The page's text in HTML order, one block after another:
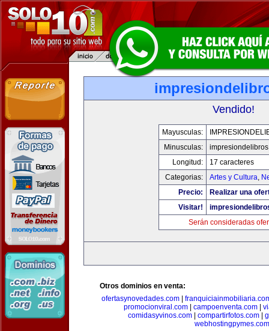
Vendido!
Mayusculas:
Minusculas:
Longitud:
17 caracteres
Categorias:
Artes y Cultura,
Precio:
Realizar una
Visitar!
Serán consideradas
Otros dominios en venta:
ofertasynovedades.com|
promocionviral.com
campoenventa.com
comidasyvinos.com| compartirfotos.com|
webhostingpymes.com